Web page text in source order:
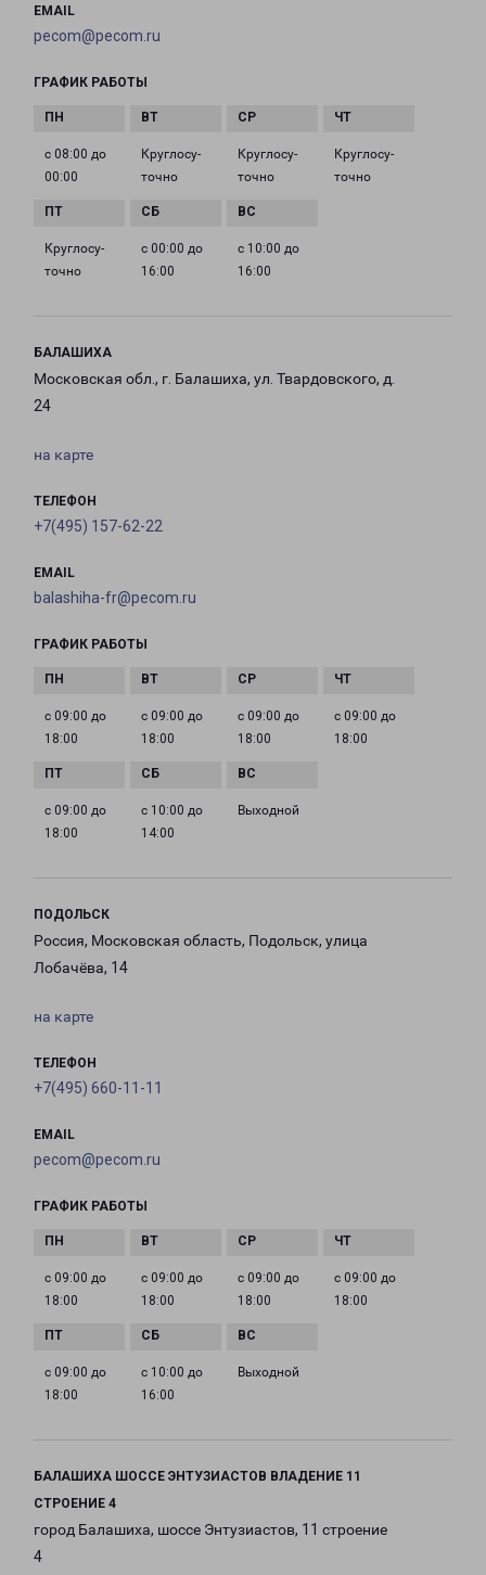
EMAIL
pecom@pecom.ru
ГРАФИК РАБОТЫ
с 08:00 до
00:00
Круглосу­
точно
Круглосу­
точно
Круглосу­
точно
Круглосу­
точно
с 00:00 до
16:00
с 10:00 до
16:00
БАЛАШИХА
Московская обл., г. Балашиха, ул. Твардовского, д.
24
на карте
ТЕЛЕФОН
+7(495) 157-62-22
EMAIL
balashiha-fr@pecom.ru
ГРАФИК РАБОТЫ
с 09:00 до
18:00
с 09:00 до
18:00
с 09:00 до
18:00
с 09:00 до
18:00
с 09:00 до
18:00
с 10:00 до
14:00
Выходной
ПОДОЛЬСК
Россия, Московская область, Подольск, улица
Лобачёва, 14
на карте
ТЕЛЕФОН
+7(495) 660-11-11
EMAIL
pecom@pecom.ru
ГРАФИК РАБОТЫ
с 09:00 до
18:00
с 09:00 до
18:00
с 09:00 до
18:00
с 09:00 до
18:00
с 09:00 до
18:00
с 10:00 до
16:00
Выходной
БАЛАШИХА ШОССЕ ЭНТУЗИАСТОВ ВЛАДЕНИЕ 11
СТРОЕНИЕ 4
город Балашиха, шоссе Энтузиастов, 11 строение
4